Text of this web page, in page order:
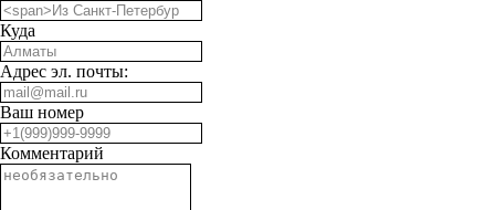
Куда
Адрес эл. почты:
Ваш номер
Комментарий